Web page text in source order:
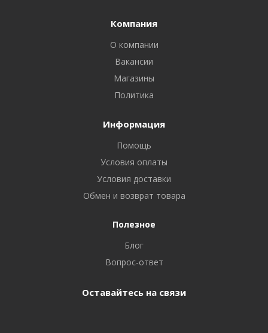
Компания
О компании
Вакансии
Магазины
Политика
Информация
Помощь
Условия оплаты
Условия доставки
Обмен и возврат товара
Полезное
Блог
Вопрос-ответ
Оставайтесь на связи